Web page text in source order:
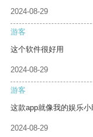
2024-08-29
游客
这个软件很好用
2024-08-29
游客
这款app就像我的娱乐小
2024-08-29